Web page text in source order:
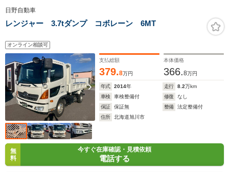
日野自動車
レンジャー 3.7tダンプ コボレーン 6MT
オンライン相談可
支払総額
379.8万円
本体価格
366.8万円
年式 2014年 走行 8.2万km
車検
車検整備付 修復
なし
保証
保証無 整備
法定整備付
住所
北海道旭川市
無
料
今すぐ在庫確認・見積依頼
電話する